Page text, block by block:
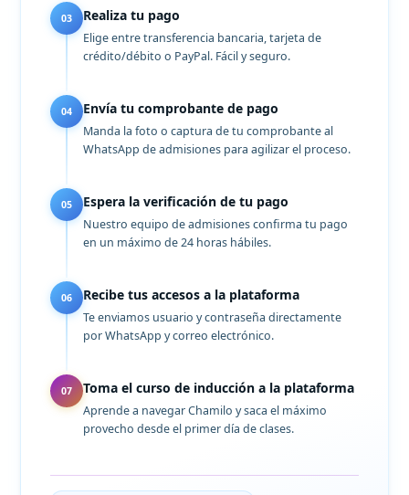
03 Realiza tu pago
Elige entre transferencia bancaria, tarjeta de
crédito/débito o PayPal. Fácil y seguro.
04 Envía tu comprobante de pago
Manda la foto o captura de tu comprobante al
WhatsApp de admisiones para agilizar el proceso.
05 Espera la verificación de tu pago
Nuestro equipo de admisiones confirma tu pago
en un máximo de 24 horas hábiles.
06 Recibe tus accesos a la plataforma
Te enviamos usuario y contraseña directamente
por WhatsApp y correo electrónico.
07 Toma el curso de inducción a la plataforma
Aprende a navegar Chamilo y saca el máximo
provecho desde el primer día de clases.